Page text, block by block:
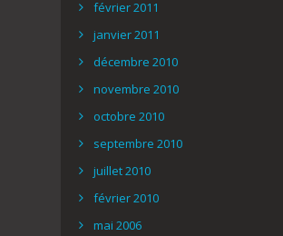
février 2011
janvier 2011
décembre 2010
novembre 2010
octobre 2010
septembre 2010
juillet 2010
février 2010
mai 2006